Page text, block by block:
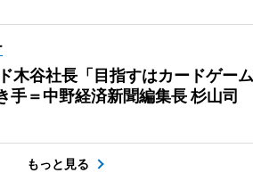
木谷社長「目指すはカードゲーム
中野経済新聞編集長 杉山司
もっと見る